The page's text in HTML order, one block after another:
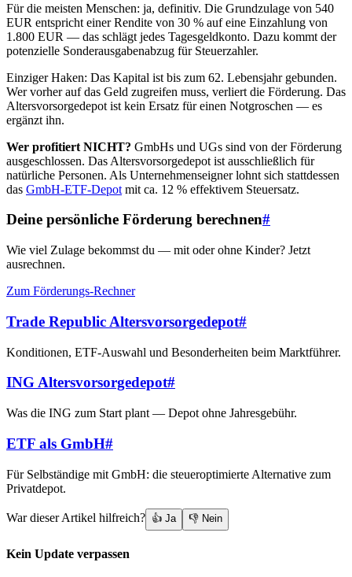
Für die meisten Menschen: ja, definitiv. Die Grundzulage von 540
EUR entspricht einer Rendite von 30 % auf eine Einzahlung von
1.800 EUR — das schlägt jedes Tagesgeldkonto. Dazu kommt der
potenzielle Sonderausgabenabzug für Steuerzahler.
Einziger Haken: Das Kapital ist bis zum 62. Lebensjahr gebunden.
Wer vorher auf das Geld zugreifen muss, verliert die Förderung. Das
Altersvorsorgedepot ist kein Ersatz für einen Notgroschen — es
ergänzt ihn.
Wer profitiert NICHT? GmbHs und UGs sind von der Förderung
ausgeschlossen. Das Altersvorsorgedepot ist ausschließlich für
natürliche Personen. Als Unternehmenseigner lohnt sich stattdessen
das GmbH-ETF-Depot mit ca. 12 % effektivem Steuersatz.
Deine persönliche Förderung berechnen#
Wie viel Zulage bekommst du — mit oder ohne Kinder? Jetzt
ausrechnen.
Zum Förderungs-Rechner
Trade Republic Altersvorsorgedepot#
Konditionen, ETF-Auswahl und Besonderheiten beim Marktführer.
ING Altersvorsorgedepot#
Was die ING zum Start plant — Depot ohne Jahresgebühr.
ETF als GmbH#
Für Selbständige mit GmbH: die steueroptimierte Alternative zum
Privatdepot.
War dieser Artikel hilfreich? 👍 Ja 👎 Nein
Kein Update verpassen